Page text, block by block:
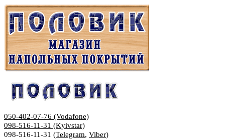
050-402-07-76 (Vodafone)
098-516-11-31 (Kyivstar)
098-516-11-31 (Telegram, Viber)